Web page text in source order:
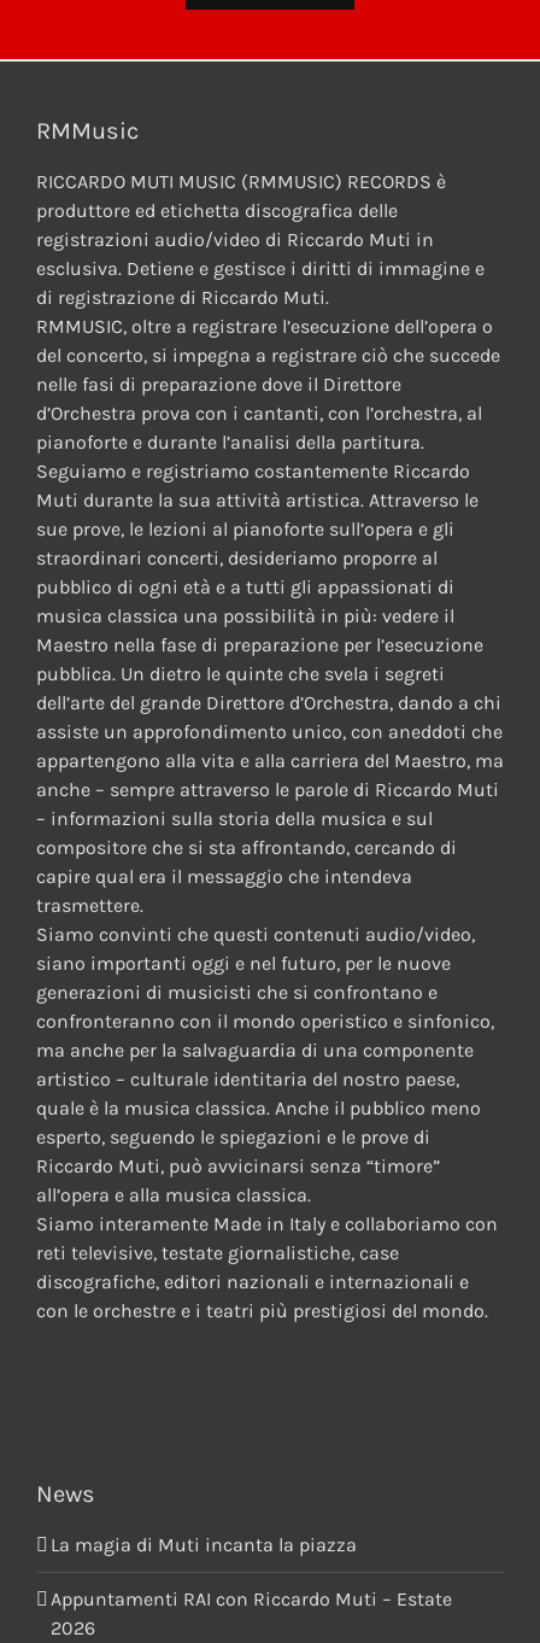
RMMusic
RICCARDO MUTI MUSIC (RMMUSIC) RECORDS è
produttore ed etichetta discografica delle
registrazioni audio/video di Riccardo Muti in
esclusiva. Detiene e gestisce i diritti di immagine e
di registrazione di Riccardo Muti.
RMMUSIC, oltre a registrare l’esecuzione dell’opera o
del concerto, si impegna a registrare ciò che succede
nelle fasi di preparazione dove il Direttore
d’Orchestra prova con i cantanti, con l’orchestra, al
pianoforte e durante l’analisi della partitura.
Seguiamo e registriamo costantemente Riccardo
Muti durante la sua attività artistica. Attraverso le
sue prove, le lezioni al pianoforte sull’opera e gli
straordinari concerti, desideriamo proporre al
pubblico di ogni età e a tutti gli appassionati di
musica classica una possibilità in più: vedere il
Maestro nella fase di preparazione per l’esecuzione
pubblica. Un dietro le quinte che svela i segreti
dell’arte del grande Direttore d’Orchestra, dando a chi
assiste un approfondimento unico, con aneddoti che
appartengono alla vita e alla carriera del Maestro, ma
anche – sempre attraverso le parole di Riccardo Muti
– informazioni sulla storia della musica e sul
compositore che si sta affrontando, cercando di
capire qual era il messaggio che intendeva
trasmettere.
Siamo convinti che questi contenuti audio/video,
siano importanti oggi e nel futuro, per le nuove
generazioni di musicisti che si confrontano e
confronteranno con il mondo operistico e sinfonico,
ma anche per la salvaguardia di una componente
artistico – culturale identitaria del nostro paese,
quale è la musica classica. Anche il pubblico meno
esperto, seguendo le spiegazioni e le prove di
Riccardo Muti, può avvicinarsi senza “timore”
all’opera e alla musica classica.
Siamo interamente Made in Italy e collaboriamo con
reti televisive, testate giornalistiche, case
discografiche, editori nazionali e internazionali e
con le orchestre e i teatri più prestigiosi del mondo.
News
La magia di Muti incanta la piazza
Appuntamenti RAI con Riccardo Muti – Estate
2026